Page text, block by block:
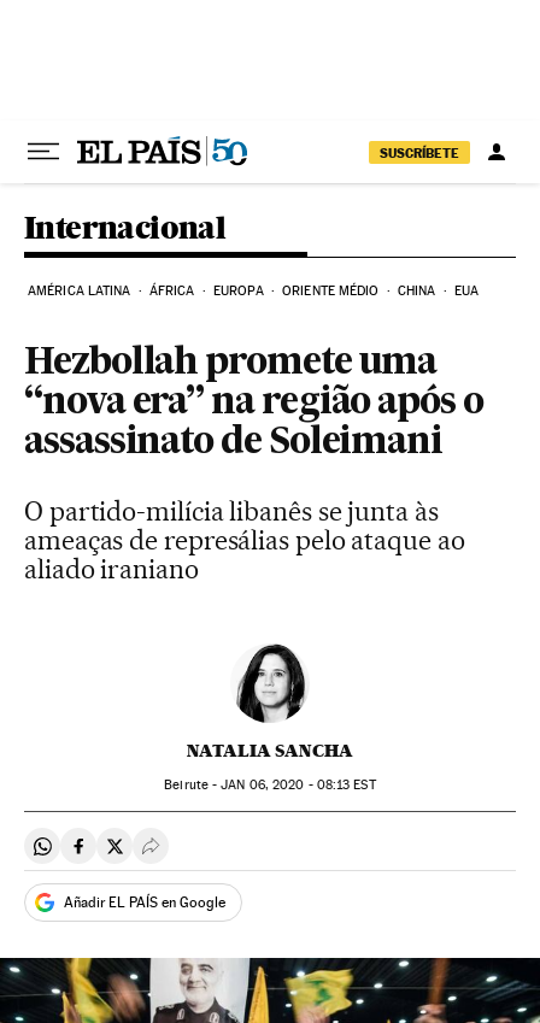
SUSCRÍBETE
Internacional
AMÉRICA LATINA ÁFRICA EUROPA ORIENTE MÉDIO CHINA EUA
Hezbollah promete uma
“nova era” na região após o
assassinato de Soleimani
O partido-milícia libanês se junta às
ameaças de represálias pelo ataque ao
aliado iraniano
NATALIA SANCHA
Beirute -JAN 06, 2020 - 08:13 EST
Compartir en Whatsapp
Compartir en Facebook
Compartir en Twitter
Desplegar Redes Sociales
Añadir EL PAÍS en Google